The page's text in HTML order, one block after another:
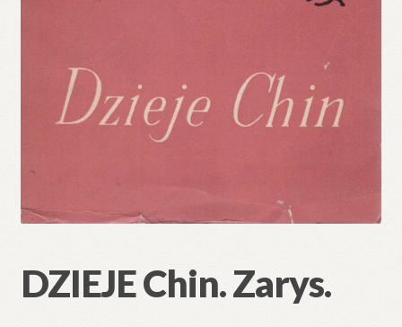
DZIEJE Chin. Zarys.